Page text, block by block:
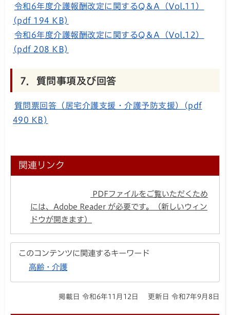
令和6年度介護報酬改定に関するQ＆A（Vol.11）
(pdf 194 KB)
令和6年度介護報酬改定に関するQ＆A（Vol.12）
(pdf 208 KB)
7．質問事項及び回答
質問票回答（居宅介護支援・介護予防支援）(pdf
490 KB)
関連リンク
PDFファイルをご覧いただくため
には、Adobe Reader が必要です。（新しいウィン
ドウが開きます）
このコンテンツに関連するキーワード
高齢・介護
掲載日 令和6年11月12日 更新日 令和7年9月8日